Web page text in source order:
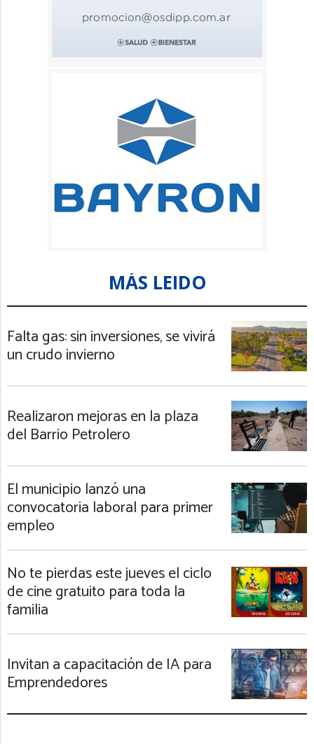
MÁS LEIDO
Falta gas: sin inversiones, se vivirá
un crudo invierno
Realizaron mejoras en la plaza
del Barrio Petrolero
El municipio lanzó una
convocatoria laboral para primer
empleo
No te pierdas este jueves el ciclo
de cine gratuito para toda la
familia
Invitan a capacitación de IA para
Emprendedores